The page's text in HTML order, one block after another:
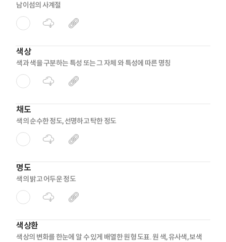
남이섬의 사계절
색상
색과 색을 구분하는 특성 또는 그 자체 와 특성에 따른 명칭
채도
색의 순수한 정도, 선명하고 탁한 정도
명도
색의 밝고 어두운 정도
색상환
색상의 변화를 한눈에 알 수 있게 배열한 원형 도표. 원 색, 유사색, 보색